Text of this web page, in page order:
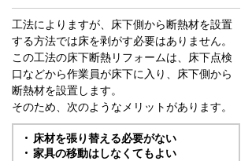
工法によりますが、床下側から断熱材を設置
する方法では床を剥がす必要はありません。
この工法の床下断熱リフォームは、床下点検
口などから作業員が床下に入り、床下側から
断熱材を設置します。
そのため、次のようなメリットがあります。
床材を張り替える必要がない
家具の移動はしなくてもよい